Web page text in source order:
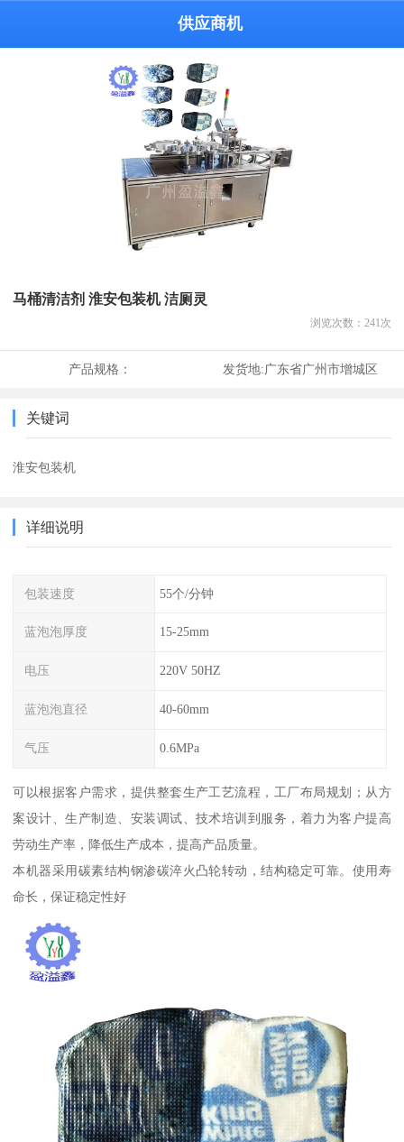
供应商机
马桶清洁剂 淮安包装机 洁厕灵
浏览次数： 241 次
产品规格： 发货地:广东省广州市增城区
关键词
淮安包装机
详细说明
包装速度 55个/分钟
蓝泡泡厚度 15-25mm
电压 220V 50HZ
蓝泡泡直径 40-60mm
气压 0.6MPa
可以根据客户需求，提供整套生产工艺流程，工厂布局规划；从方
案设计、生产制造、安装调试、技术培训到服务，着力为客户提高
劳动生产率，降低生产成本，提高产品质量。
本机器采用碳素结构钢渗碳淬火凸轮转动，结构稳定可靠。使用寿
命长，保证稳定性好